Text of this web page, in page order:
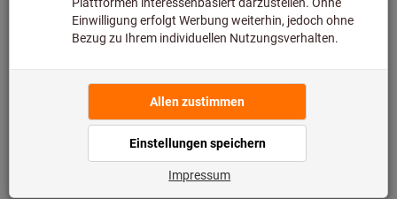
Artikel merken Artikel teilen
Produktdetails